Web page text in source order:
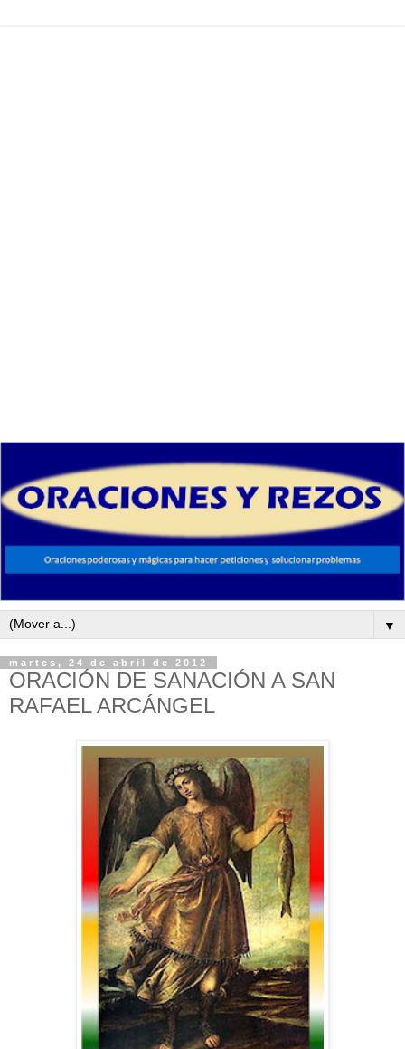
▼
martes, 24 de abril de 2012
ORACIÓN DE SANACIÓN A SAN
RAFAEL ARCÁNGEL